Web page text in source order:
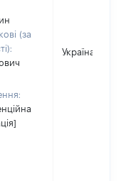
(за
Україна